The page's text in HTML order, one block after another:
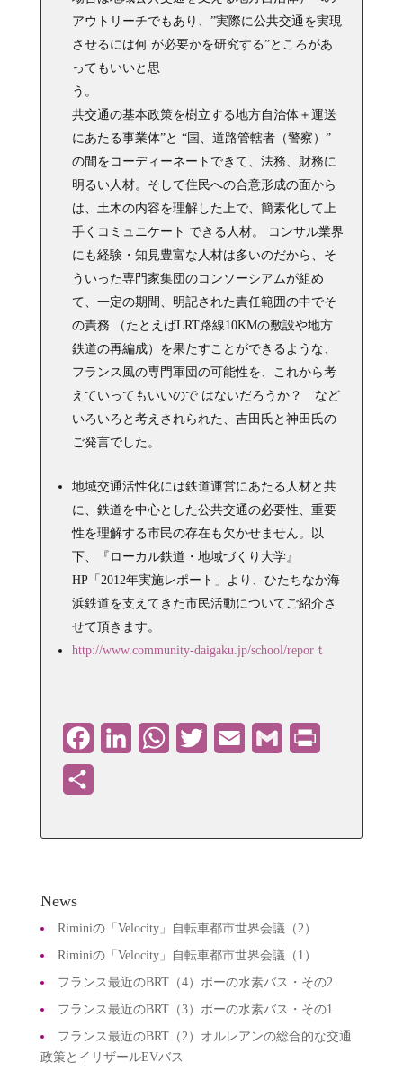
アウトリーチでもあり、”実際に公共交通を実現
させるには何 が必要かを研究する”ところがあ
ってもいいと思
う
共交通の基本政策を樹立する地方自治体＋運送
にあたる事業体”と “国、道路管轄者（警察）”
の間をコーディーネートできて、法務、財務に
明るい人材。そして住民への合意形成の面から
は、土木の内容を理解した上で、簡素化して上
手くコミュニケート できる人材。 コンサル業界
にも経験・知見豊富な人材は多いのだから、そ
ういった専門家集団のコンソーシアムが組め
て、一定の期間、明記された責任範囲の中でそ
の責務 （たとえばLRT路線10KMの敷設や地方
鉄道の再編成）を果たすことができるような、
フランス風の専門軍団の可能性を、これから考
えていってもいいので はないだろうか？ など
いろいろと考えされられた、吉田氏と神田氏の
ご発言でした。
地域交通活性化には鉄道運営にあたる人材と共
に、鉄道を中心とした公共交通の必要性、重要
性を理解する市民の存在も欠かせません。以
下、『ローカル鉄道・地域づくり大学』
HP「2012年実施レポート」より、ひたちなか海
浜鉄道を支えてきた市民活動についてご紹介さ
せて頂きます。
http://www.community-daigaku.jp/school/reporｔ
FacebookLinkedInWhatsApp
Twitter Email Gmail
News
Riminiの「Velocity」自転車都市世界会議（2）
Riminiの「Velocity」自転車都市世界会議（1）
フランス最近のBRT（4）ポーの水素バス・その2
フランス最近のBRT（3）ポーの水素バス・その1
フランス最近のBRT（2）オルレアンの総合的な交通
政策とイリザールEVバス